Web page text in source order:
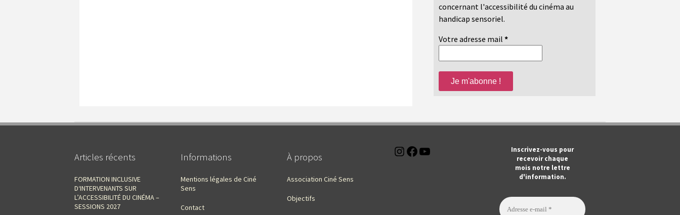
concernant l'accessibilité du cinéma au
handicap sensoriel.
Votre adresse mail *
Articles récents
FORMATION INCLUSIVE
D‘INTERVENANTS SUR
L’ACCESSIBILITÉ DU CINÉMA –
SESSIONS 2027
Informations
Mentions légales de Ciné
Sens
Contact
À propos
Association Ciné Sens
Objectifs
Instagram
Facebook
Inscrivez-vous pour
recevoir chaque
mois notre lettre
d'information.